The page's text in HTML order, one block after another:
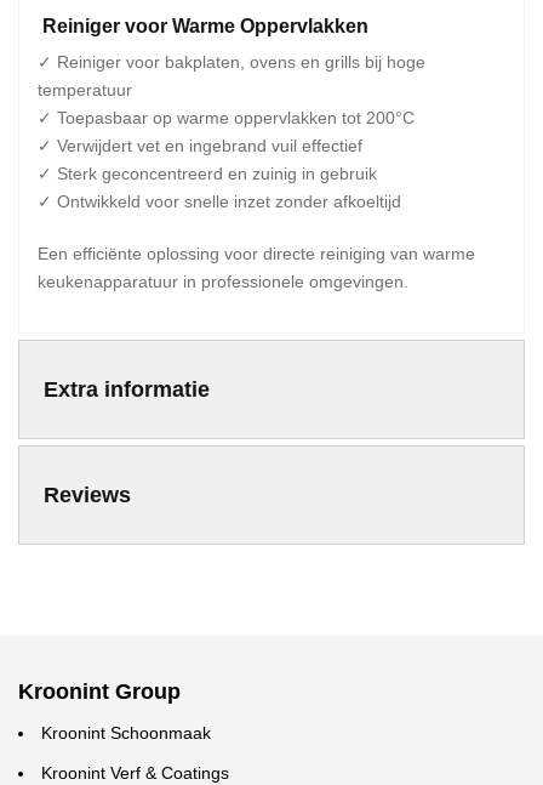
Reiniger voor Warme Oppervlakken
✓ Reiniger voor bakplaten, ovens en grills bij hoge
temperatuur
✓ Toepasbaar op warme oppervlakken tot 200°C
✓ Verwijdert vet en ingebrand vuil effectief
✓ Sterk geconcentreerd en zuinig in gebruik
✓ Ontwikkeld voor snelle inzet zonder afkoeltijd
Een efficiënte oplossing voor directe reiniging van warme
keukenapparatuur in professionele omgevingen.
Extra informatie
Reviews
Kroonint Group
Kroonint Schoonmaak
Kroonint Verf & Coatings